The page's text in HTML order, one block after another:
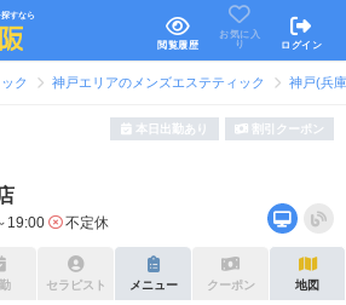
すなら
閲覧履歴
お気に入
り
ログイン
ク 神戸エリアのメンズエステティック 神戸(兵
本日出勤あり 割引クーポン
19:00 不定休
セラピスト メニュー クーポン 地図